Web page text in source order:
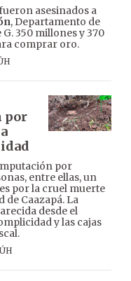
asesinados a
, Departamento de
350 millones y 370
comprar oro.
por
por
entre ellas, un
por la cruel muerte
de Caazapá. La
desde el
y las cajas